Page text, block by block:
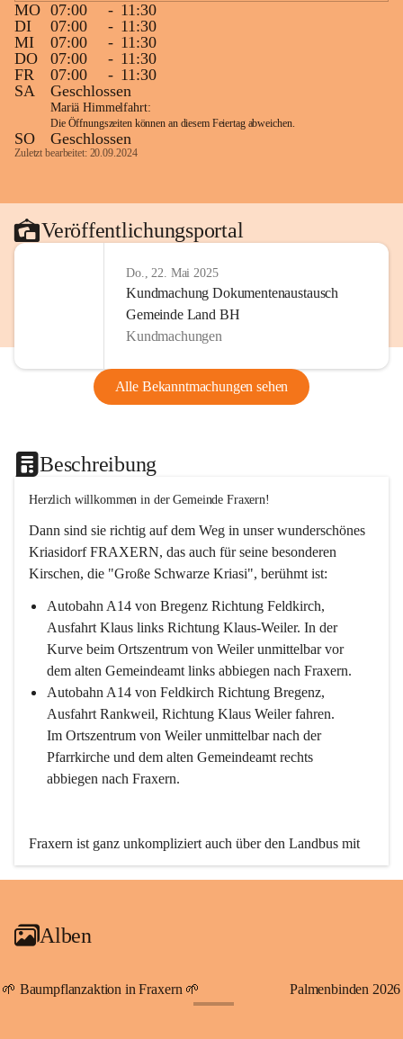
MO 07:00 - 11:30
DI
07:00 - 11:30
MI
07:00 - 11:30
DO
07:00 - 11:30
FR
07:00 - 11:30
SA
Geschlossen
Mariä Himmelfahrt:
Die Öffnungszeiten können an diesem Feiertag abweichen.
SO Geschlossen
Zuletzt bearbeitet: 20.09.2024
Veröffentlichungsportal
Do., 22. Mai 2025
Kundmachung Dokumentenaustausch
Gemeinde Land BH
Kundmachungen
Alle Bekanntmachungen sehen
Beschreibung
Herzlich willkommen in der Gemeinde Fraxern!
Dann sind sie richtig auf dem Weg in unser wunderschönes
Kriasidorf FRAXERN, das auch für seine besonderen
Kirschen, die "Große Schwarze Kriasi", berühmt ist:
Autobahn A14 von Bregenz Richtung Feldkirch,
Ausfahrt Klaus links Richtung Klaus-Weiler. In der
Kurve beim Ortszentrum von Weiler unmittelbar vor
dem alten Gemeindeamt links abbiegen nach Fraxern.
Autobahn A14 von Feldkirch Richtung Bregenz,
Ausfahrt Rankweil, Richtung Klaus Weiler fahren.
Im Ortszentrum von Weiler unmittelbar nach der
Pfarrkirche und dem alten Gemeindeamt rechts
abbiegen nach Fraxern.
Fraxern ist ganz unkompliziert auch über den Landbus mit
den öffentlichen Verkehrsmitteln zu erreichen. Die Linie
An Samstagen, Sonn- und Feiertagen können Sie bequem
persönlichen Linienbus zur gewünschten Zeit zu Ihrer
Haltestelle bestellen. Sowohl von Weiler kommend nach
Alben
🌱 Baumpflanzaktion in Fraxern 🌱 Palmenbinden 2026